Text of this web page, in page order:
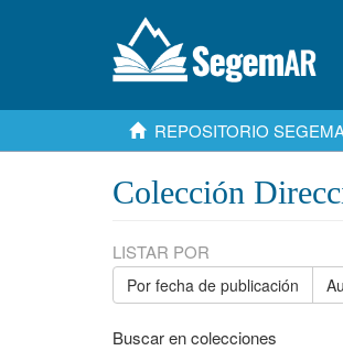
REPOSITORIO
Colección
LISTAR POR
Por fecha de publicación
Buscar en colecciones